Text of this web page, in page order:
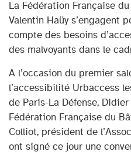
La Fédération Française
Valentin Haüy s’engagent
compte des besoins
des malvoyants dans le
A l’occasion du premier
l’accessibilité Urbaccess
de Paris-La Défense,
Fédération Française du
Colliot, président de
ont signé ce jour une